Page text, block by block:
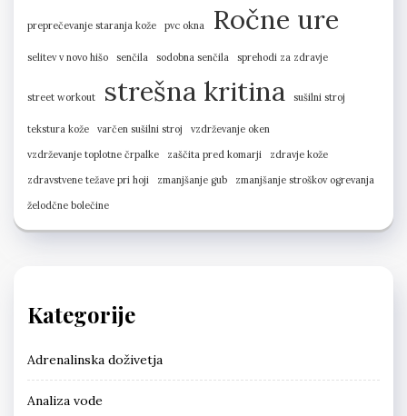
preprečevanje staranja kože pvc okna Ročne ure
selitev v novo hišo senčila sodobna senčila sprehodi za zdravje
street workout strešna kritina sušilni stroj
tekstura kože varčen sušilni stroj
vzdrževanje oken
vzdrževanje toplotne črpalke
zaščita pred komarji
zdravje kože
zdravstvene težave pri hoji
zmanjšanje gub
zmanjšanje stroškov ogrevanja
želodčne bolečine
Kategorije
Adrenalinska doživetja
Analiza vode